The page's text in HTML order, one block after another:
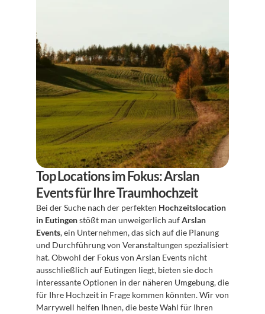
Top Locations im Fokus: Arslan
Events für Ihre Traumhochzeit
Bei der Suche nach der perfekten Hochzeitslocation
in Eutingen stößt man unweigerlich auf Arslan
Events, ein Unternehmen, das sich auf die Planung
und Durchführung von Veranstaltungen spezialisiert
hat. Obwohl der Fokus von Arslan Events nicht
ausschließlich auf Eutingen liegt, bieten sie doch
interessante Optionen in der näheren Umgebung, die
für Ihre Hochzeit in Frage kommen könnten. Wir von
Marrywell helfen Ihnen, die beste Wahl für Ihren